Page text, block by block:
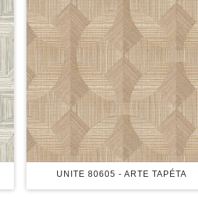
UNITE 80605 - ARTE TAPÉTA